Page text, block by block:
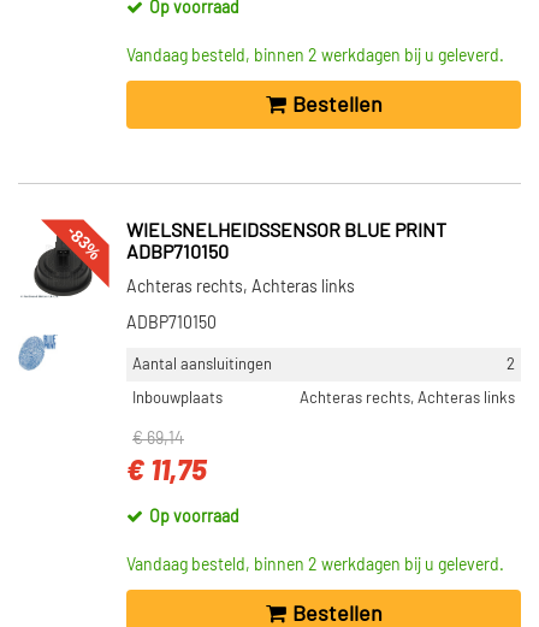
Op voorraad
Vandaag besteld, binnen 2 werkdagen bij u geleverd.
Bestellen
-83%
WIELSNELHEIDSSENSOR BLUE PRINT
ADBP710150
Achteras rechts, Achteras links
ADBP710150
Aantal aansluitingen
2
Inbouwplaats
Achteras rechts, Achteras links
€ 69,14
€ 11,75
Op voorraad
Vandaag besteld, binnen 2 werkdagen bij u geleverd.
Bestellen